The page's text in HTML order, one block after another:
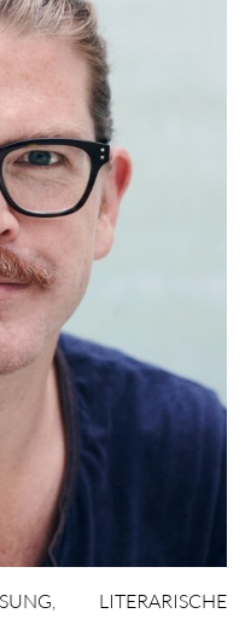
, LITERARISCHE